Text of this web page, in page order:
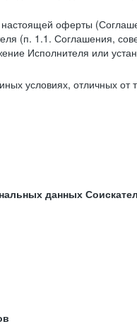
оферты
(п. 1.1. Соглашения,
Исполнителя или
условиях, отличных от
данных